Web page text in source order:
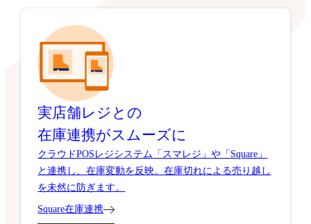
実店舗レジとの
在庫連携がスムーズに
クラウドPOSレジシステム「スマレジ」や「Square」
と連携し、在庫変動を反映。在庫切れによる売り越し
を未然に防ぎます。
Square在庫連携